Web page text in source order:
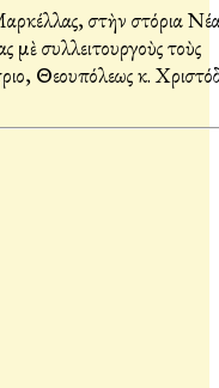
στὴν Ἀστόρια
μὲ συλλειτουργοὺς τοὺς
Θεουπόλεως κ.